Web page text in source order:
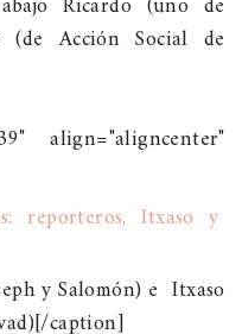
Acción Social de
align="aligncenter"
y Salomón) e Itxaso
caption]